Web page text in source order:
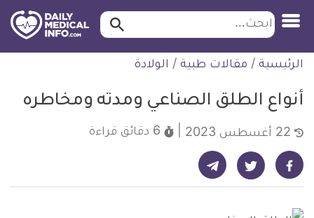
التخطي
للمحتوى
ابحث ابحث…
الرئيسية / مقالات طبية / الولادة
أنواع الطلق الصناعي ومدته ومخاطره
6 دقائق قراءة
شارك على فيسبوك - ديلي ميديكال انفو شارك على تويتر - ديلي ميديكال انفو شارك على تيليجرام - ديلي ميديكال انفو